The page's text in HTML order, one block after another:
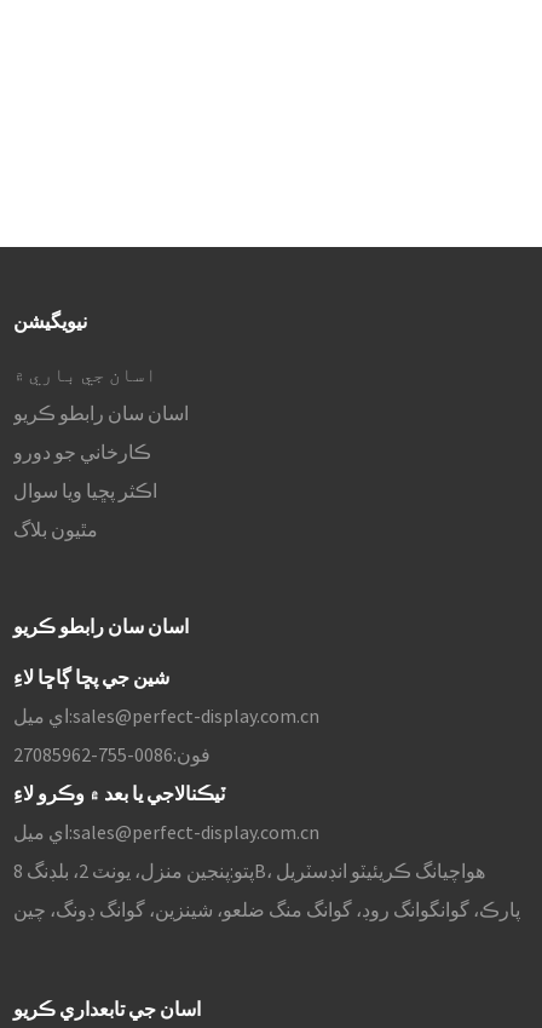
نيويگيشن
اسان جي باري ۾
اسان سان رابطو ڪريو
ڪارخاني جو دورو
اڪثر پڇيا ويا سوال
مٿيون بلاگ
اسان سان رابطو ڪريو
شين جي پڇا ڳاڇا لاءِ
اي ميل:sales@perfect-display.com.cn
فون:0086-755-27085962
ٽيڪنالاجي يا بعد ۾ وڪرو لاءِ
اي ميل:sales@perfect-display.com.cn
پتو:
پنجين منزل، يونٽ 2، بلڊنگ 8B، هواچيانگ ڪريئيٽو انڊسٽريل
پارڪ، گوانگوانگ روڊ، گوانگ منگ ضلعو، شينزين، گوانگ ڊونگ، چين
اسان جي تابعداري ڪريو